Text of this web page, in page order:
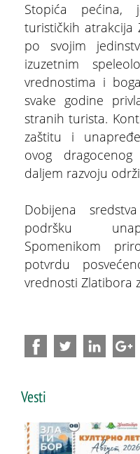
Stopića pećina,
turističkih atrakcija
po svojim
izuzetnim
vrednostima i
svake godine
stranih turista.
zaštitu i
ovog
daljem razvoju
Dobijena
podršku
Spomenikom
potvrdu
vrednosti Zlatibora
Vesti